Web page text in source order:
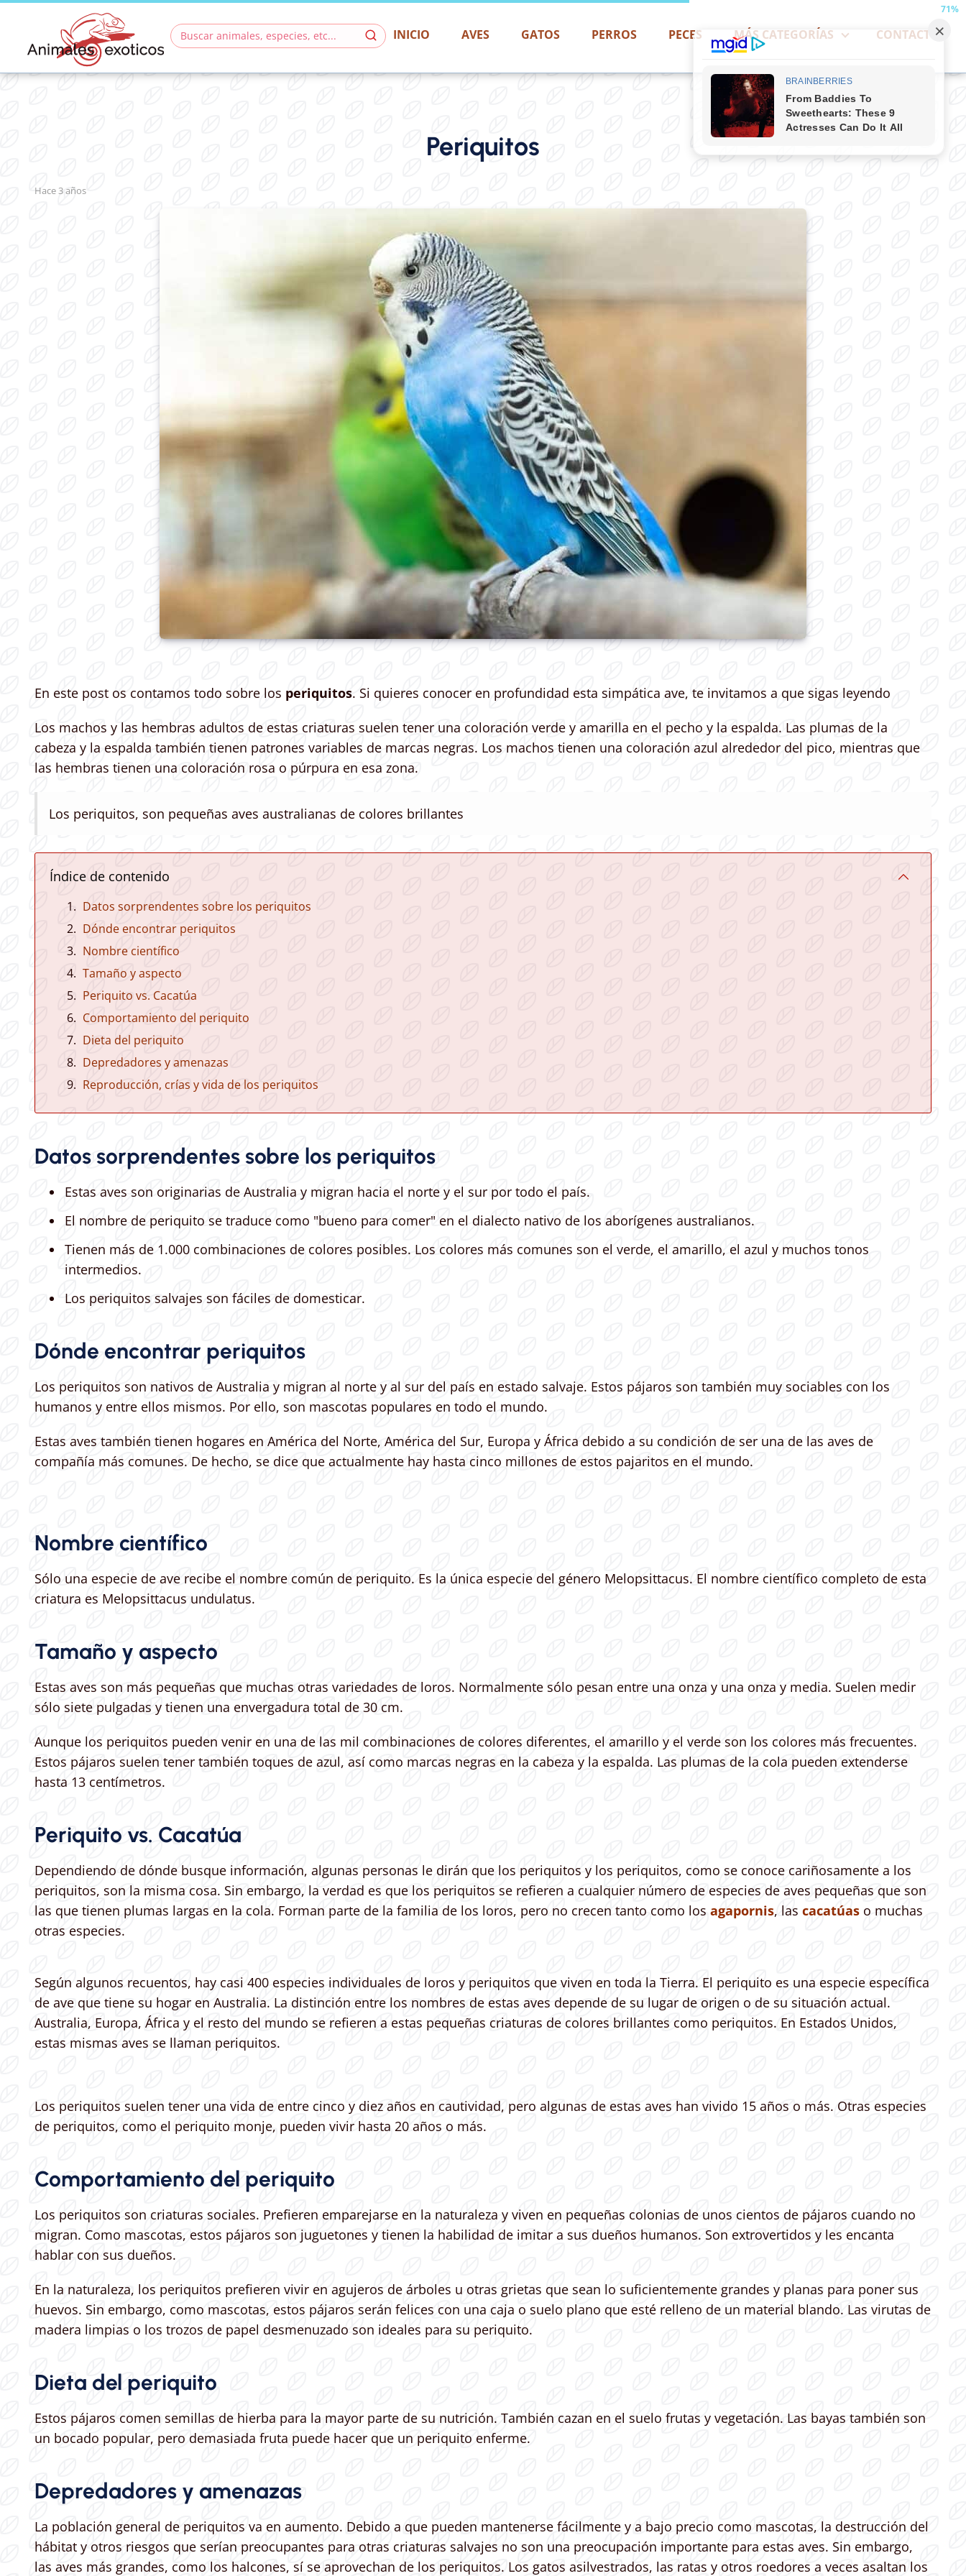
71%
INICIO AVES GATOS PERROS PECES MÁS CATEGORÍAS CONTACTO
Periquitos
hace 3 años
En este post os contamos todo sobre los periquitos. Si quieres conocer en profundidad esta simpática ave, te invitamos a que sigas leyendo
Los machos y las hembras adultos de estas criaturas suelen tener una coloración verde y amarilla en el pecho y la espalda. Las plumas de la
cabeza y la espalda también tienen patrones variables de marcas negras. Los machos tienen una coloración azul alrededor del pico, mientras que
las hembras tienen una coloración rosa o púrpura en esa zona.
Los periquitos, son pequeñas aves australianas de colores brillantes
Índice de contenido
Datos sorprendentes sobre los periquitos
Dónde encontrar periquitos
Nombre científico
Tamaño y aspecto
Periquito vs. Cacatúa
Comportamiento del periquito
Dieta del periquito
Depredadores y amenazas
Reproducción, crías y vida de los periquitos
Datos sorprendentes sobre los periquitos
Estas aves son originarias de Australia y migran hacia el norte y el sur por todo el país.
El nombre de periquito se traduce como "bueno para comer" en el dialecto nativo de los aborígenes australianos.
Tienen más de 1.000 combinaciones de colores posibles. Los colores más comunes son el verde, el amarillo, el azul y muchos tonos
intermedios.
Los periquitos salvajes son fáciles de domesticar.
Dónde encontrar periquitos
Los periquitos son nativos de Australia y migran al norte y al sur del país en estado salvaje. Estos pájaros son también muy sociables con los
humanos y entre ellos mismos. Por ello, son mascotas populares en todo el mundo.
Estas aves también tienen hogares en América del Norte, América del Sur, Europa y África debido a su condición de ser una de las aves de
compañía más comunes. De hecho, se dice que actualmente hay hasta cinco millones de estos pajaritos en el mundo.
Nombre científico
Sólo una especie de ave recibe el nombre común de periquito. Es la única especie del género Melopsittacus. El nombre científico completo de esta
criatura es Melopsittacus undulatus.
Tamaño y aspecto
Estas aves son más pequeñas que muchas otras variedades de loros. Normalmente sólo pesan entre una onza y una onza y media. Suelen medir
sólo siete pulgadas y tienen una envergadura total de 30 cm.
Aunque los periquitos pueden venir en una de las mil combinaciones de colores diferentes, el amarillo y el verde son los colores más frecuentes.
Estos pájaros suelen tener también toques de azul, así como marcas negras en la cabeza y la espalda. Las plumas de la cola pueden extenderse
hasta 13 centímetros.
Periquito vs. Cacatúa
Dependiendo de dónde busque información, algunas personas le dirán que los periquitos y los periquitos, como se conoce cariñosamente a los
periquitos, son la misma cosa. Sin embargo, la verdad es que los periquitos se refieren a cualquier número de especies de aves pequeñas que son
las que tienen plumas largas en la cola. Forman parte de la familia de los loros, pero no crecen tanto como los agapornis, las cacatúas o muchas
otras especies.
Según algunos recuentos, hay casi 400 especies individuales de loros y periquitos que viven en toda la Tierra. El periquito es una especie específica
de ave que tiene su hogar en Australia. La distinción entre los nombres de estas aves depende de su lugar de origen o de su situación actual.
Australia, Europa, África y el resto del mundo se refieren a estas pequeñas criaturas de colores brillantes como periquitos. En Estados Unidos,
estas mismas aves se llaman periquitos.
Los periquitos suelen tener una vida de entre cinco y diez años en cautividad, pero algunas de estas aves han vivido 15 años o más. Otras especies
de periquitos, como el periquito monje, pueden vivir hasta 20 años o más.
Comportamiento del periquito
Los periquitos son criaturas sociales. Prefieren emparejarse en la naturaleza y viven en pequeñas colonias de unos cientos de pájaros cuando no
migran. Como mascotas, estos pájaros son juguetones y tienen la habilidad de imitar a sus dueños humanos. Son extrovertidos y les encanta
hablar con sus dueños.
En la naturaleza, los periquitos prefieren vivir en agujeros de árboles u otras grietas que sean lo suficientemente grandes y planas para poner sus
huevos. Sin embargo, como mascotas, estos pájaros serán felices con una caja o suelo plano que esté relleno de un material blando. Las virutas de
madera limpias o los trozos de papel desmenuzado son ideales para su periquito.
Dieta del periquito
Estos pájaros comen semillas de hierba para la mayor parte de su nutrición. También cazan en el suelo frutas y vegetación. Las bayas también son
un bocado popular, pero demasiada fruta puede hacer que un periquito enferme.
Depredadores y amenazas
La población general de periquitos va en aumento. Debido a que pueden mantenerse fácilmente y a bajo precio como mascotas, la destrucción del
hábitat y otros riesgos que serían preocupantes para otras criaturas salvajes no son una preocupación importante para estas aves. Sin embargo,
las aves más grandes, como los halcones, sí se aprovechan de los periquitos. Los gatos asilvestrados, las ratas y otros roedores a veces asaltan los